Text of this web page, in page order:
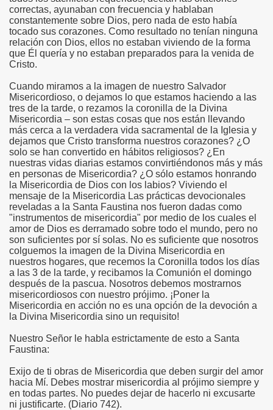
correctas, ayunaban con frecuencia y hablaban
constantemente sobre Dios, pero nada de esto había
tocado sus corazones. Como resultado no tenían ninguna
relación con Dios, ellos no estaban viviendo de la forma
que Él quería y no estaban preparados para la venida de
Cristo.
Cuando miramos a la imagen de nuestro Salvador
Misericordioso, o dejamos lo que estamos haciendo a las
tres de la tarde, o rezamos la coronilla de la Divina
Misericordia – son estas cosas que nos están llevando
más cerca a la verdadera vida sacramental de la Iglesia y
dejamos que Cristo transforma nuestros corazones? ¿O
solo se han convertido en hábitos religiosos? ¿En
nuestras vidas diarias estamos convirtiéndonos más y más
en personas de Misericordia? ¿O sólo estamos honrando
la Misericordia de Dios con los labios? Viviendo el
mensaje de la Misericordia Las prácticas devocionales
reveladas a la Santa Faustina nos fueron dadas como
"instrumentos de misericordia" por medio de los cuales el
amor de Dios es derramado sobre todo el mundo, pero no
son suficientes por sí solas. No es suficiente que nosotros
colguemos la imagen de la Divina Misericordia en
nuestros hogares, que recemos la Coronilla todos los días
a las 3 de la tarde, y recibamos la Comunión el domingo
después de la pascua. Nosotros debemos mostrarnos
misericordiosos con nuestro prójimo. ¡Poner la
Misericordia en acción no es una opción de la devoción a
la Divina Misericordia sino un requisito!
Nuestro Señor le habla estrictamente de esto a Santa
Faustina:
Exijo de ti obras de Misericordia que deben surgir del amor
hacia Mí. Debes mostrar misericordia al prójimo siempre y
en todas partes. No puedes dejar de hacerlo ni excusarte
ni justificarte. (Diario 742).